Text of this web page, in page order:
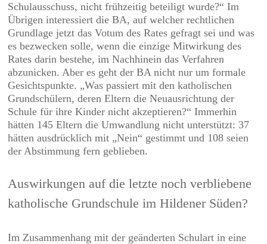
Schulausschuss, nicht frühzeitig beteiligt wurde?“ Im
Übrigen interessiert die BA, auf welcher rechtlichen
Grundlage jetzt das Votum des Rates gefragt sei und was
es bezwecken solle, wenn die einzige Mitwirkung des
Rates darin bestehe, im Nachhinein das Verfahren
abzunicken. Aber es geht der BA nicht nur um formale
Gesichtspunkte. „Was passiert mit den katholischen
Grundschülern, deren Eltern die Neuausrichtung der
Schule für ihre Kinder nicht akzeptieren?“ Immerhin
hätten 145 Eltern die Umwandlung nicht unterstützt: 37
hätten ausdrücklich mit „Nein“ gestimmt und 108 seien
der Abstimmung fern geblieben.
Auswirkungen auf die letzte noch verbliebene
katholische Grundschule im Hildener Süden?
Im Zusammenhang mit der geänderten Schulart in eine